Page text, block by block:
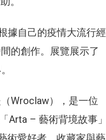
據自己的疫情大流行經
的創作。展覽展示了
Wroclaw），是一位
Arta – 藝術背境故事」